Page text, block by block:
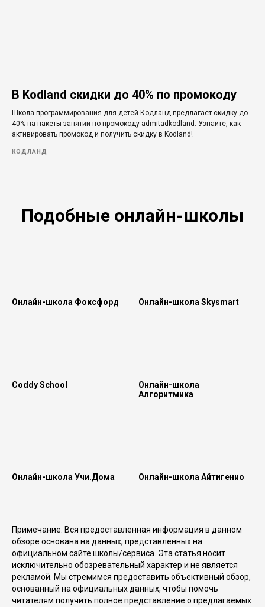
В Kodland скидки до 40% по промокоду
Школа программирования для детей Кодланд предлагает скидку до
40% на пакеты занятий по промокоду admitadkodland. Узнайте, как
активировать промокод и получить скидку в Kodland!
КОДЛАНД
Подобные онлайн-школы
Онлайн-школа Фоксфорд Онлайн-школа Skysmart
Coddy School
Онлайн-школа
Алгоритмика
Онлайн-школа Учи.Дома Онлайн-школа Айтигенио
Примечание: Вся предоставленная информация в данном
обзоре основана на данных, представленных на
официальном сайте школы/сервиса. Эта статья носит
исключительно обозревательный характер и не является
рекламой. Мы стремимся предоставить объективный обзор,
основанный на официальных данных, чтобы помочь
читателям получить полное представление о предлагаемых